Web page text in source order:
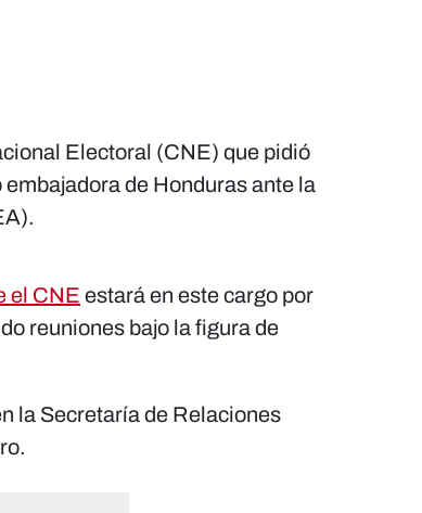
Electoral (CNE) que pidió
de Honduras ante la
el CNE estará en este cargo por
reuniones bajo la figura de
la Secretaría de Relaciones